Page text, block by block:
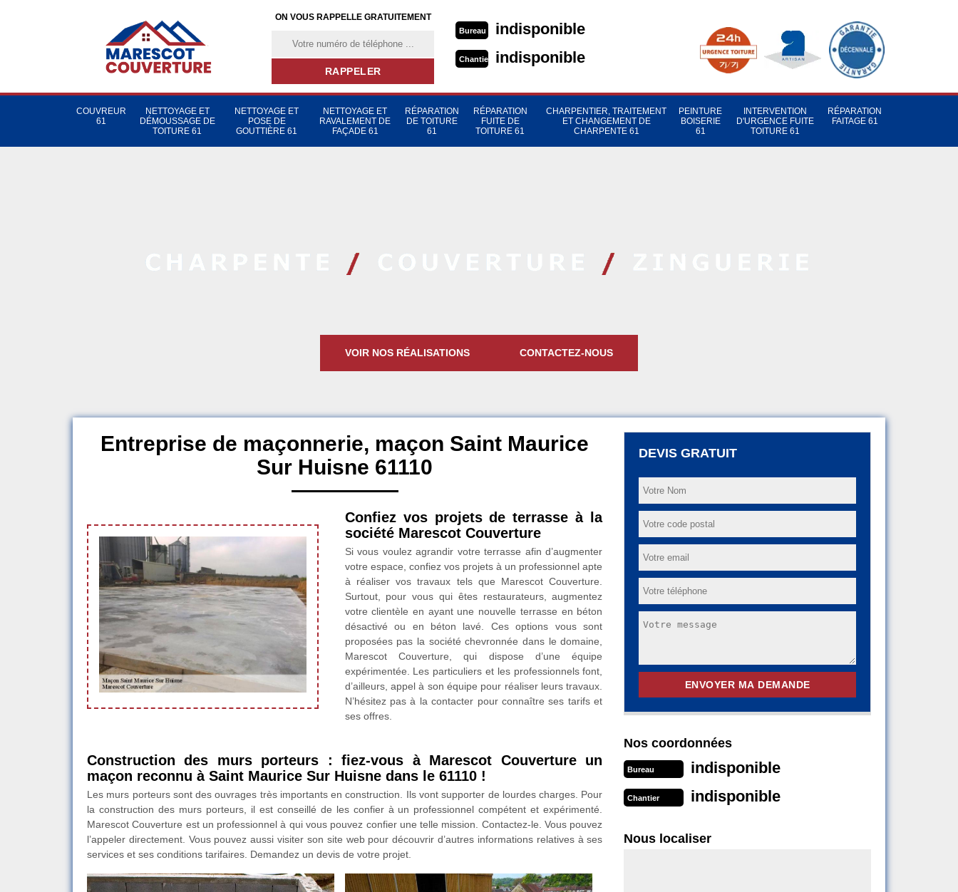
ON VOUS RAPPELLE GRATUITEMENT
Bureau indisponible
Chantier indisponible
COUVREUR
61
NETTOYAGE ET
DÉMOUSSAGE DE
TOITURE 61
NETTOYAGE ET
POSE DE
GOUTTIÈRE 61
NETTOYAGE ET
RAVALEMENT DE
FAÇADE 61
RÉPARATION
DE TOITURE
61
RÉPARATION
FUITE DE
TOITURE 61
CHARPENTIER, TRAITEMENT
ET CHANGEMENT DE
CHARPENTE 61
PEINTURE
BOISERIE
61
INTERVENTION
D'URGENCE FUITE
TOITURE 61
RÉPARATION
FAITAGE 61
VOIR NOS RÉALISATIONS CONTACTEZ-NOUS
Entreprise de maçonnerie, maçon Saint Maurice
Sur Huisne 61110
Confiez vos projets de terrasse à la
société Marescot Couverture
Si vous voulez agrandir votre terrasse afin d’augmenter
votre espace, confiez vos projets à un professionnel apte
à réaliser vos travaux tels que Marescot Couverture.
Surtout, pour vous qui êtes restaurateurs, augmentez
votre clientèle en ayant une nouvelle terrasse en béton
désactivé ou en béton lavé. Ces options vous sont
proposées pas la société chevronnée dans le domaine,
Marescot Couverture, qui dispose d’une équipe
expérimentée. Les particuliers et les professionnels font,
d’ailleurs, appel à son équipe pour réaliser leurs travaux.
N’hésitez pas à la contacter pour connaître ses tarifs et
ses offres.
Construction des murs porteurs : fiez-vous à Marescot Couverture un
maçon reconnu à Saint Maurice Sur Huisne dans le 61110 !
Les murs porteurs sont des ouvrages très importants en construction. Ils vont supporter de lourdes charges. Pour
la construction des murs porteurs, il est conseillé de les confier à un professionnel compétent et expérimenté.
Marescot Couverture est un professionnel à qui vous pouvez confier une telle mission. Contactez-le. Vous pouvez
l’appeler directement. Vous pouvez aussi visiter son site web pour découvrir d’autres informations relatives à ses
services et ses conditions tarifaires. Demandez un devis de votre projet.
DEVIS GRATUIT
Nos coordonnées
Bureau indisponible
Chantier indisponible
Nous localiser